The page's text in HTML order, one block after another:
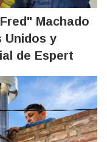
Machado
Unidos y
de Espert